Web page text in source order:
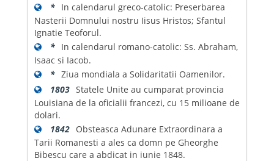
* In calendarul greco-catolic: Preserbarea
Nasterii Domnului nostru Iisus Hristos; Sfantul
Ignatie Teoforul.
* In calendarul romano-catolic: Ss. Abraham,
Isaac si Iacob.
* Ziua mondiala a Solidaritatii Oamenilor.
1803 Statele Unite au cumparat provincia
Louisiana de la oficialii francezi, cu 15 milioane de
dolari.
1842 Obsteasca Adunare Extraordinara a
Tarii Romanesti a ales ca domn pe Gheorghe
Bibescu care a abdicat in iunie 1848.